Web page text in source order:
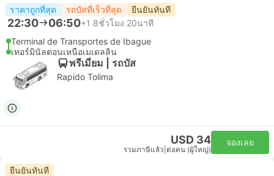
ราคาถูกที่สุด รถบัสที่เร็วที่สุด ยืนยันทันที
22:30 06:50+1 8ชั่วโมง 20นาที
Terminal de Transportes de Ibague
เทอร์มินัลตอนเหนือเมเดลลิน
พรีเมี่ยม | รถบัส
Rapido Tolima
USD 34
รวมภาษีแล้ว ต่อคน (ผู้ใหญ่)
จองเลย
ยืนยันทันที